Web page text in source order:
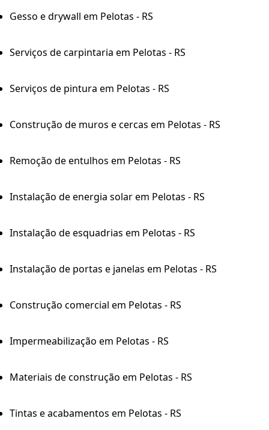
Gesso e drywall em Pelotas - RS
Serviços de carpintaria em Pelotas - RS
Serviços de pintura em Pelotas - RS
Construção de muros e cercas em Pelotas - RS
Remoção de entulhos em Pelotas - RS
Instalação de energia solar em Pelotas - RS
Instalação de esquadrias em Pelotas - RS
Instalação de portas e janelas em Pelotas - RS
Construção comercial em Pelotas - RS
Impermeabilização em Pelotas - RS
Materiais de construção em Pelotas - RS
Tintas e acabamentos em Pelotas - RS